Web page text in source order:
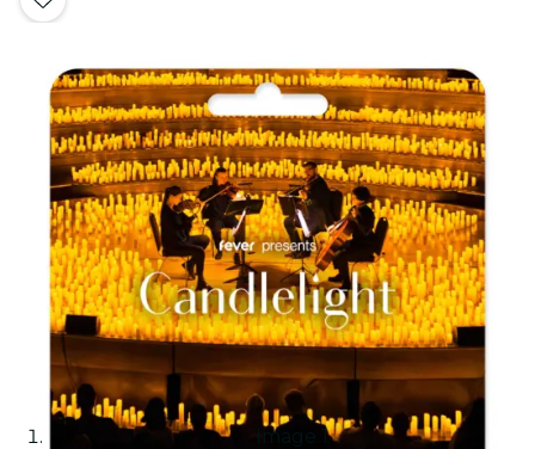
Image 1